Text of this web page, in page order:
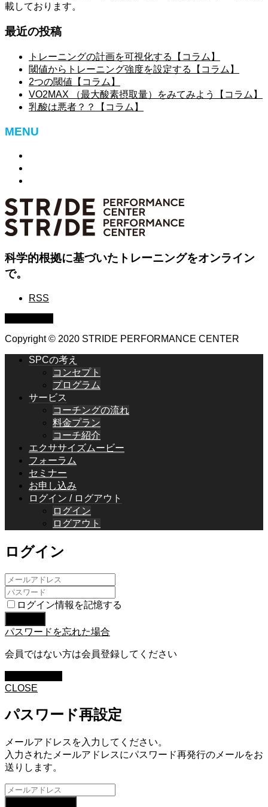
載しております。
最近の投稿
トレーニングの計画を可視化する【コラム】
閾値からトレーニング強度を設定する【コラム】
2つの閾値【コラム】
VO2MAX （最大酸素摂取量）をみてみよう【コラム】
乳酸は悪者？？【コラム】
MENU
科学的根拠に基づいたトレーニングをオンライン
で。
RSS
Copyright © 2020 STRIDE PERFORMANCE CENTER
SPCの考え
コンセプト
プログラム
サービス
コーチングの流れ
料金プラン
コーチ紹介
エクササイズムービー
フォーラム
セミナー
お申し込み
ログイン / ログアウト
ログイン
ログアウト
ログイン
ログイン情報を記憶する
パスワードを忘れた場合
会員ではない方は会員登録してください
CLOSE
パスワード再設定
メールアドレスを入力してください。
入力されたメールアドレスにパスワード再発行のメールをお
送りします。